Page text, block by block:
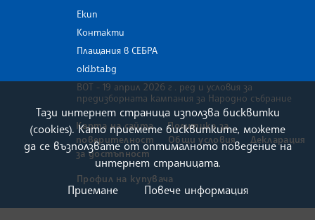
Екип
Контакти
Плащания в СЕБРА
old.bta.bg
ВОТ - 19 април 2026 г . ред и условия за
предизборната кампания за Народно събрание
Карта на сайта
Политика за
поверителност
Общи условия
Декларация
за достъпност
Профил на купувача
Тази интернет страница използва бисквитки
(cookies). Като приемете бисквитките, можете
да се възползвате от оптималното поведение на
интернет страницата.
Приемане
Повече информация